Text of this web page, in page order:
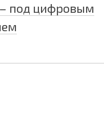
под цифровым